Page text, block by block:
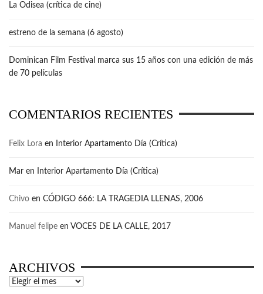
La Odisea (crítica de cine)
estreno de la semana (6 agosto)
Dominican Film Festival marca sus 15 años con una edición de más
de 70 películas
COMENTARIOS RECIENTES
Felix Lora en Interior Apartamento Día (Crítica)
Mar en Interior Apartamento Día (Crítica)
Chivo en CÓDIGO 666: LA TRAGEDIA LLENAS, 2006
Manuel felipe en VOCES DE LA CALLE, 2017
ARCHIVOS
Archivos